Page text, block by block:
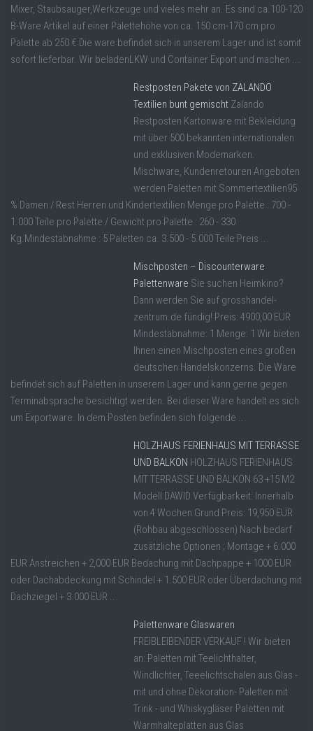
Mixer, Staubsauger,Werkzeuge und vieles mehr an. Es sind ca.100-120
B-Ware Artikel auf einer Palettehöhe von ca. 150 cm-170 cm pro
Palette ab 250 € Die ware befindet sich in unserem Lager und ist somit
sofort lieferbar. Wir beladenLKW und Container Export und machen ...
Restposten Pakete von ZALANDO
Textilien bunt gemischt Zalando
Restposten Kartonware mit Bekleidung
mit über 500 bekannten internationalen
und exklusiven Modemarken.
Mischware, Kundenretouren Angeboten
werden Paletten mit Sommertextilien95
% Damen / Rest Herren und Kindertextilien Menge pro Palette : 700 -
1.000 Teile pro Palette / Gewicht pro Palette : 260 - 330
Kg.Mindestabnahme : 5 Paletten ca. 3.500 - 5.000 Teile Preis ...
Mischposten – Discounterware
Palettenware Sie suchen Heimkino?
Dann werden Sie auf grosshandel-
zentrum.de fündig! Preis: 4900,00 EUR
Mindestabnahme: 1 Menge: 1 Wir bieten
Ihnen einen Mischposten eines großen
deutschen Handelskonzerns. Die Ware
befindet sich auf Paletten in unserem Lager und kann gerne gegen
Terminabsprache besichtigt werden. Bei dieser Ware handelt es sich
um Exportware. In dem Posten befinden sich folgende ...
HOLZHAUS FERIENHAUS MIT TERRASSE
UND BALKON HOLZHAUS FERIENHAUS
MIT TERRASSE UND BALKON 63 +15 M2
Modell DAWID Verfügbarkeit: Innerhalb
von 4 Wochen Grund Preis: 19,950 EUR
(Rohbau abgeschlossen) Nach bedarf
zusätzliche Optionen ; Montage + 6.000
EUR Anstreichen + 2,000 EUR Bedachung mit Dachpappe + 1000 EUR
oder Dachabdeckung mit Schindel + 1.500 EUR oder Überdachung mit
Dachziegel + 3.000 EUR ...
Palettenware Glaswaren
FREIBLEIBENDER VERKAUF ! Wir bieten
an: Paletten mit Teelichthalter,
Windlichter, Teeelichtschalen aus Glas -
mit und ohne Dekoration- Paletten mit
Trink - und Whiskygläser Paletten mit
Warmhalteplatten aus Glas